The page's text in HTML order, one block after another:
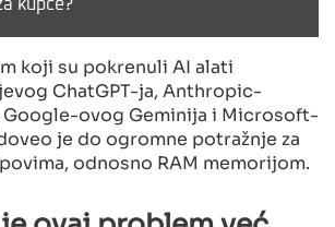
kupce?
koji su pokrenuli AI alati
ChatGPT-ja, Anthropic-
ovog Geminija i Microsoft-
je do ogromne potražnje za
odnosno RAM memorijom.